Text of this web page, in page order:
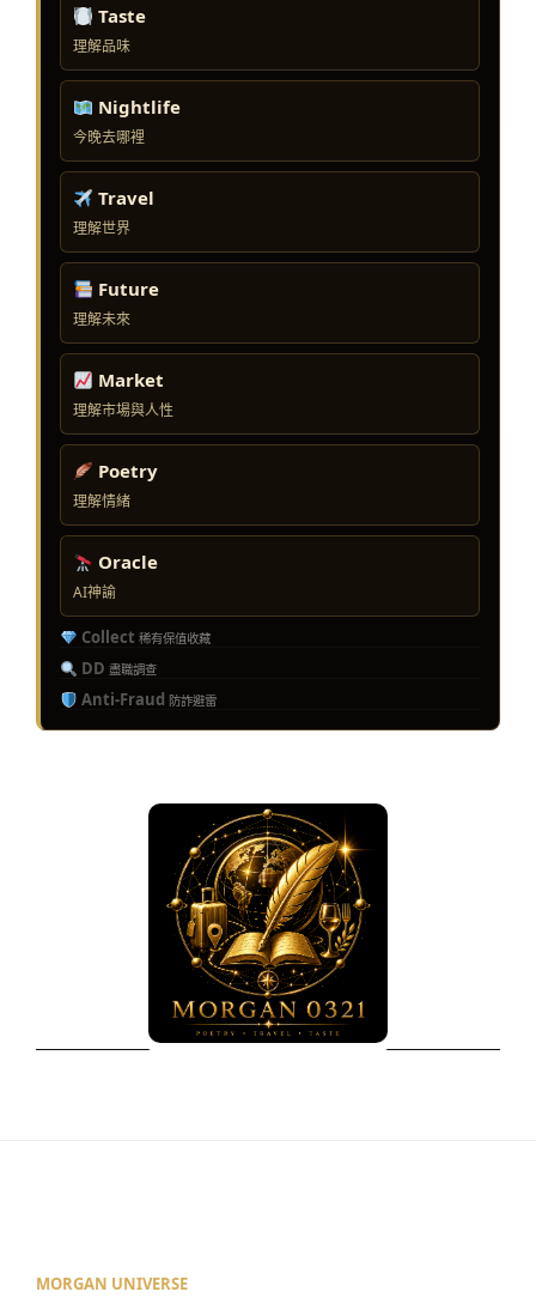
Taste
理解品味
Nightlife
今晚去哪裡
Travel
理解世界
Future
理解未來
Market
理解市場與人性
Poetry
理解情緒
Oracle
AI神諭
Collect 稀有保值收藏
DD 盡職調查
Anti-Fraud 防詐避雷
MORGAN UNIVERSE